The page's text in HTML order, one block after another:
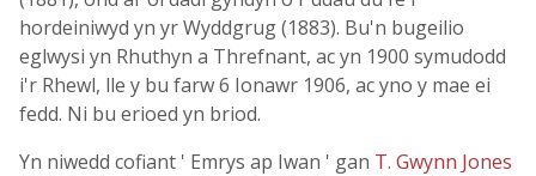
hordeiniwyd yn yr Wyddgrug (1883). Bu'n bugeilio
eglwysi yn Rhuthyn a Threfnant, ac yn 1900 symudodd
i'r Rhewl, lle y bu farw 6 Ionawr 1906, ac yno y mae ei
fedd. Ni bu erioed yn briod.
Yn niwedd cofiant ' Emrys ap Iwan ' gan T. Gwynn Jones